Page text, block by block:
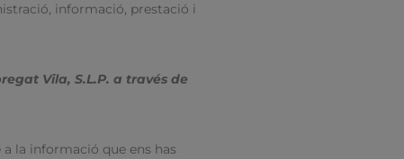
informació, prestació i
Vila, S.L.P. a través de
la informació que ens has